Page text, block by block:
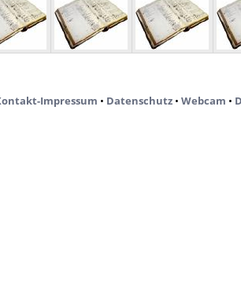
Impressum • Datenschutz• Webcam •